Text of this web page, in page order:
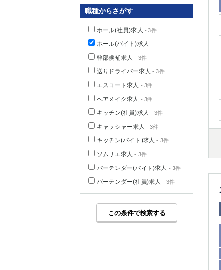
職種からさがす
ホール(社員)求人 - 3件
ホール(バイト)求人
幹部候補求人 - 3件
送りドライバー求人 - 3件
エスコート求人 - 3件
ヘアメイク求人 - 3件
キッチン(社員)求人 - 3件
キャッシャー求人 - 3件
キッチン(バイト)求人 - 3件
ソムリエ求人 - 3件
バーテンダー(バイト)求人 - 3件
バーテンダー(社員)求人 - 3件
この条件で検索する